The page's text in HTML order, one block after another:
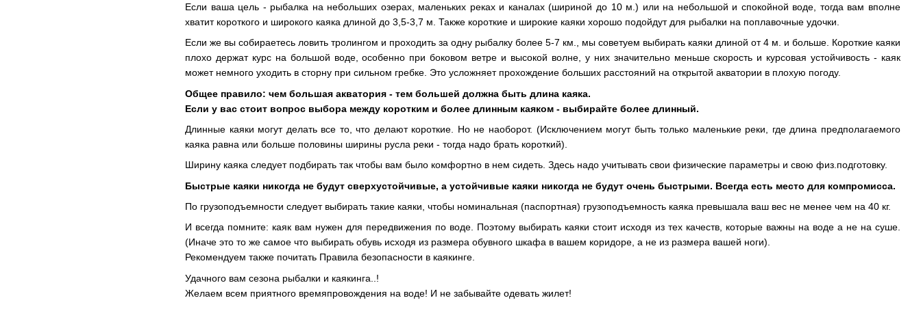
Если ваша цель - рыбалка на небольших озерах, маленьких реках и каналах (шириной до 10 м.) или на небольшой и спокойной воде, тогда вам вполне
хватит короткого и широкого каяка длиной до 3,5-3,7 м. Также короткие и широкие каяки хорошо подойдут для рыбалки на поплавочные удочки.
Если же вы собираетесь ловить тролингом и проходить за одну рыбалку более 5-7 км., мы советуем выбирать каяки длиной от 4 м. и больше. Короткие каяки
плохо держат курс на большой воде, особенно при боковом ветре и высокой волне, у них значительно меньше скорость и курсовая устойчивость - каяк
может немного уходить в сторну при сильном гребке. Это усложняет прохождение больших расстояний на открытой акватории в плохую погоду.
Общее правило: чем большая акватория - тем большей должна быть длина каяка.
Если у вас стоит вопрос выбора между коротким и более длинным каяком - выбирайте более длинный.
Длинные каяки могут делать все то, что делают короткие. Но не наоборот. (Исключением могут быть только маленькие реки, где длина предполагаемого
каяка равна или больше половины ширины русла реки - тогда надо брать короткий).
Ширину каяка следует подбирать так чтобы вам было комфортно в нем сидеть. Здесь надо учитывать свои физические параметры и свою физ.подготовку.
Быстрые каяки никогда не будут сверхустойчивые, а устойчивые каяки никогда не будут очень быстрыми. Всегда есть место для компромисса.
По грузоподъемности следует выбирать такие каяки, чтобы номинальная (паспортная) грузоподъемность каяка превышала ваш вес не менее чем на 40 кг.
И всегда помните: каяк вам нужен для передвижения по воде. Поэтому выбирать каяки стоит исходя из тех качеств, которые важны на воде а не на суше.
(Иначе это то же самое что выбирать обувь исходя из размера обувного шкафа в вашем коридоре, а не из размера вашей ноги).
Рекомендуем также почитать Правила безопасности в каякинге.
Удачного вам сезона рыбалки и каякинга..!
Желаем всем приятного времяпровождения на воде! И не забывайте одевать жилет!